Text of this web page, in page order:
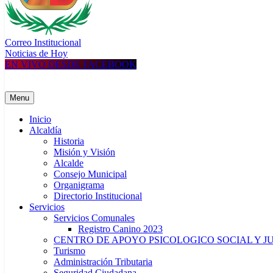
MUNICIPALIDAD DISTRITAL DE UCHUMAYO
Construyendo una nueva Historia
Correo Institucional
Noticias de Hoy
EN VIVO DESDE FACEBOOK
Menu
Inicio
Alcaldía
Historia
Misión y Visión
Alcalde
Consejo Municipal
Organigrama
Directorio Institucional
Servicios
Servicios Comunales
Registro Canino 2023
CENTRO DE APOYO PSICOLOGICO SOCIAL Y
Turismo
Administración Tributaria